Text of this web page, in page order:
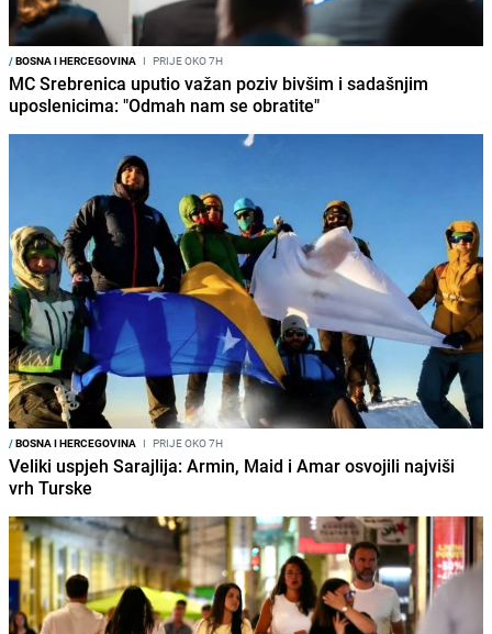
/BOSNA I HERCEGOVINA I PRIJE OKO 7H
MC Srebrenica uputio važan poziv bivšim i sadašnjim
uposlenicima: "Odmah nam se obratite"
/BOSNA I HERCEGOVINA I PRIJE OKO 7H
Veliki uspjeh Sarajlija: Armin, Maid i Amar osvojili najviši
vrh Turske